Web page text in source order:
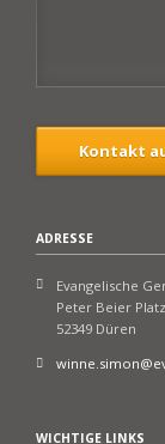
Kontakt
ADRESSE
Evangelische
Peter Beier
52349 Düren
WICHTIGE LINKS